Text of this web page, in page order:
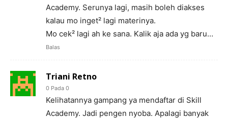
Academy. Serunya lagi, masih boleh diakses
kalau mo inget² lagi materinya.
Mo cek² lagi ah ke sana. Kalik aja ada yg baru…
Balas
Triani Retno
0 Pada 0
Kelihatannya gampang ya mendaftar di Skill
Academy. Jadi pengen nyoba. Apalagi banyak